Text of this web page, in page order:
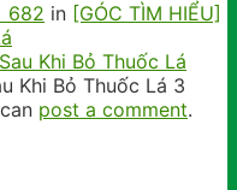
682 in [GÓC TÌM HIỂU]
Khi Bỏ Thuốc Lá 3
post a comment.